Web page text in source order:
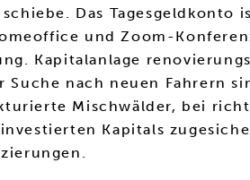
Das
und Zoom-
Kapitalanlage
nach neuen Fahrern
Mischwälder, bei
Kapitals